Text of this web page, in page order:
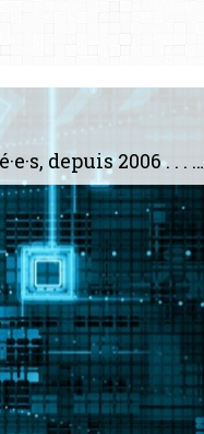
Le plus gros site de philosophie de France ! ABONNEZ-VOUS ! 4115 Articles, 1634 abonné·e·s, depuis 2006 . . . . . . . . 2 852 214 pages vues jusqu'à présent. Prestance et être apte à un plus grand nombre de choses.